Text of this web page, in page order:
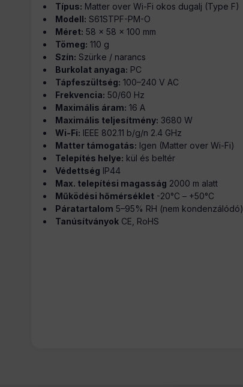
Típus: Matter over Wi-Fi okos dugalj (Type F)
Modell: S61STPF-PM-O
Méret: 58 × 58 × 100 mm
Tömeg: 110 g
Szín: Szürke / narancs
Burkolat anyaga: PC
Tápfeszültség: 100–240 V AC
Frekvencia: 50/60 Hz
Maximális áram: 16 A
Maximális teljesítmény: 3680 W
Wi-Fi: IEEE 802.11 b/g/n 2.4 GHz
Matter támogatás: Igen (Matter over Wi-Fi)
Telepítés helye: kül és beltér
Védettség IP44
Max. telepítési magasság 2000 m alatt
Működési hőmérséklet -20°C – +50°C
Páratartalom 5–95% RH (nem kondenzálódó)
Tanúsítványok CE, RoHS